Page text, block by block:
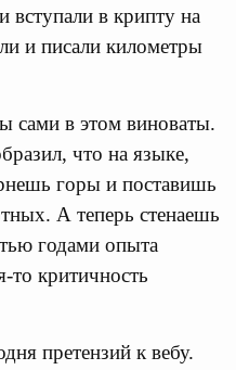
вступали в крипту на
и писали километры
сами в этом виноваты.
что на языке,
горы и поставишь
А теперь стенаешь
годами опыта
то критичность
претензий к вебу.